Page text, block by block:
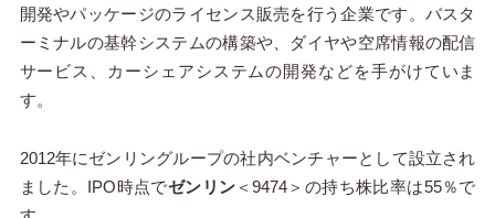
開発やパッケージのライセンス販売を行う企業です。バスタ
ーミナルの基幹システムの構築や、ダイヤや空席情報の配信
サービス、カーシェアシステムの開発などを手がけていま
す。
2012年にゼンリングループの社内ベンチャーとして設立され
ました。IPO時点でゼンリン ＜9474＞の持ち株比率は55％で